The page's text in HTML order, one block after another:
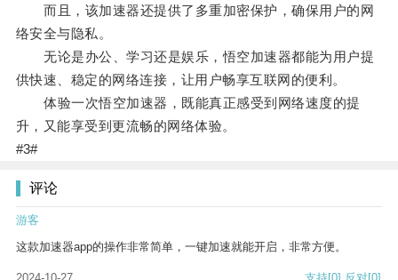
而且，该加速器还提供了多重加密保护，确保用户的网
络安全与隐私。
无论是办公、学习还是娱乐，悟空加速器都能为用户提
供快速、稳定的网络连接，让用户畅享互联网的便利。
体验一次悟空加速器，既能真正感受到网络速度的提
升，又能享受到更流畅的网络体验。
#3#
评论
游客
这款加速器app的操作非常简单，一键加速就能开启，非常方便。